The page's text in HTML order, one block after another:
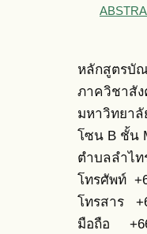
หลักสูตรบั
ภาควิชาสั
มหาวิทยา
โซน B ชั้น
ตำบลลำไท
โทรศัพท์
โทรสาร
มือถือ